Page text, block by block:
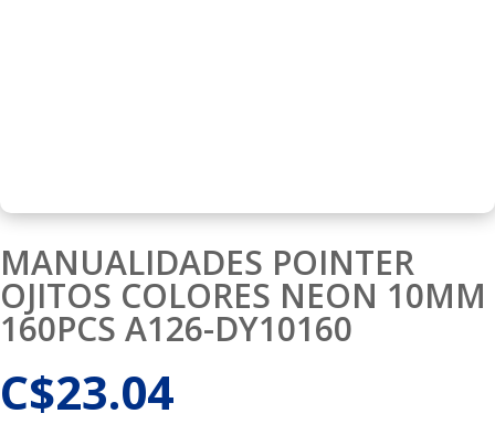
MANUALIDADES POINTER
OJITOS COLORES NEON 10MM
160PCS A126-DY10160
C$23.04